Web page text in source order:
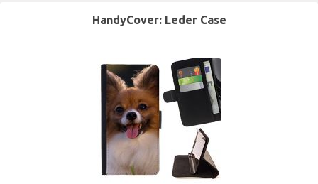
HandyCover: Leder Case